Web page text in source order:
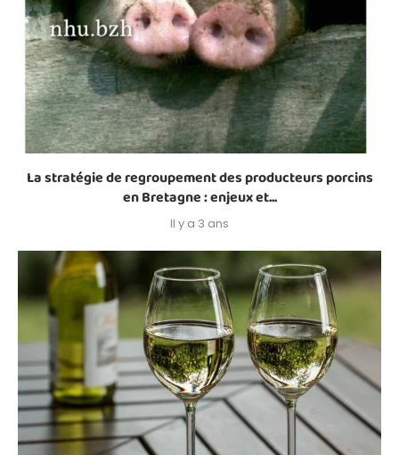
La stratégie de regroupement des producteurs porcins
en Bretagne : enjeux et...
Il y a 3 ans